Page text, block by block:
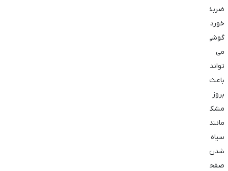
ضربه
خوردن
گوشی
می‌
تواند
باعث
بروز
مشکلاتی
مانند
سیاه
شدن
صفحه،